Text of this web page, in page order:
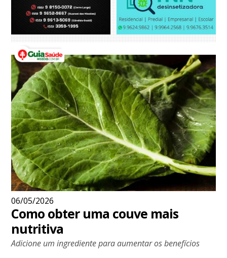
06/05/2026
Como obter uma couve mais
nutritiva
Adicione um ingrediente para aumentar os benefícios